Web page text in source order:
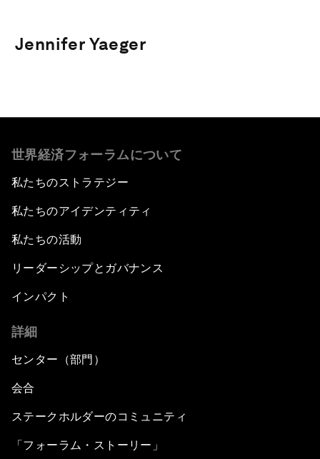
Jennifer Yaeger
世界経済フォーラムについて
私たちのストラテジー
私たちのアイデンティティ
私たちの活動
リーダーシップとガバナンス
インパクト
詳細
センター（部門）
会合
ステークホルダーのコミュニティ
「フォーラム・ストーリー」